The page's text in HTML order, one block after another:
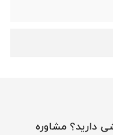
تا 9 شب، پرسشی دارید؟ مشاوره